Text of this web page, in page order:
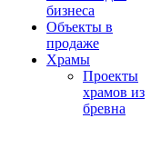
бизнеса
Объекты в
продаже
Храмы
Проекты
храмов из
бревна